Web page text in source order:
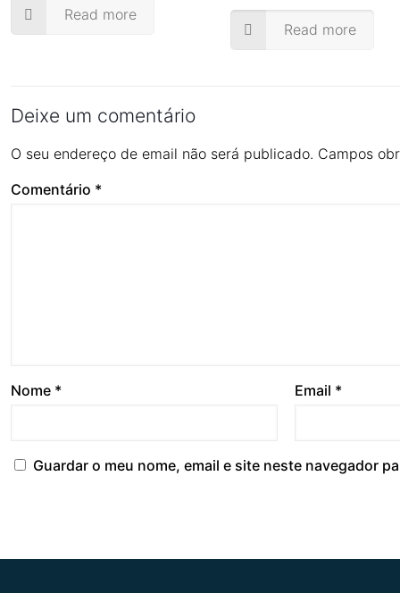
Read more
Read more
Deixe um comentário
O seu endereço de email não será publicado. Campos
Comentário *
Nome * Email *
Guardar o meu nome, email e site neste navegador